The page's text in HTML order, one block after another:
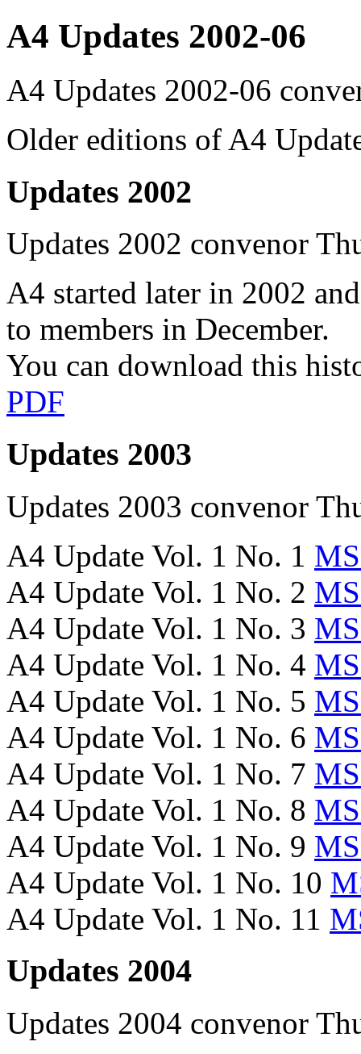
A4 Updates 2002-06
A4 Updates 2002-06
Older editions of A4
Updates 2002
Updates 2002 convenor
A4 started later in 2002
to members in December.
You can download this
PDF
Updates 2003
Updates 2003 convenor
A4 Update Vol. 1 No. 1
A4 Update Vol. 1 No. 2
A4 Update Vol. 1 No. 3
A4 Update Vol. 1 No. 4
A4 Update Vol. 1 No. 5
A4 Update Vol. 1 No. 6
A4 Update Vol. 1 No. 7
A4 Update Vol. 1 No. 8
A4 Update Vol. 1 No. 9
A4 Update Vol. 1 No. 10
A4 Update Vol. 1 No. 11
Updates 2004
Updates 2004 convenor